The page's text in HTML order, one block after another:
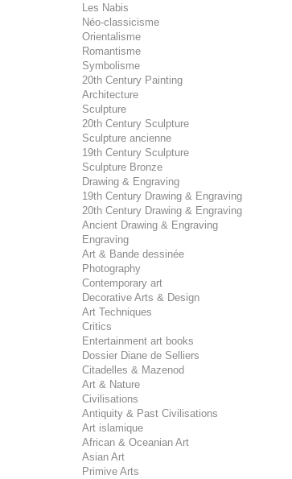
Les Nabis
Néo-classicisme
Orientalisme
Romantisme
Symbolisme
20th Century Painting
Architecture
Sculpture
20th Century Sculpture
Sculpture ancienne
19th Century Sculpture
Sculpture Bronze
Drawing & Engraving
19th Century Drawing & Engraving
20th Century Drawing & Engraving
Ancient Drawing & Engraving
Engraving
Art & Bande dessinée
Photography
Contemporary art
Decorative Arts & Design
Art Techniques
Critics
Entertainment art books
Dossier Diane de Selliers
Citadelles & Mazenod
Art & Nature
Civilisations
Antiquity & Past Civilisations
Art islamique
African & Oceanian Art
Asian Art
Primive Arts